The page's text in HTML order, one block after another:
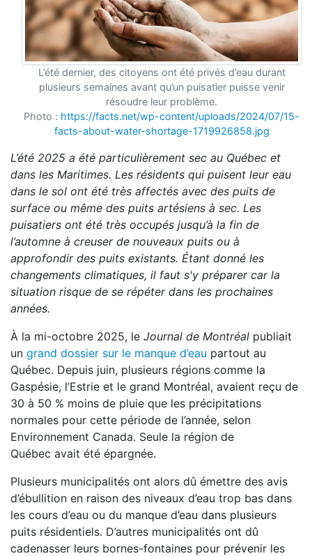
L’été dernier, des citoyens ont été privés d’eau durant
plusieurs semaines avant qu’un puisatier puisse venir
résoudre leur problème.
Photo : https://facts.net/wp-content/uploads/2024/07/15-
facts-about-water-shortage-1719926858.jpg
L’été 2025 a été particulièrement sec au Québec et
dans les Maritimes. Les résidents qui puisent leur eau
dans le sol ont été très affectés avec des puits de
surface ou même des puits artésiens à sec. Les
puisatiers ont été très occupés jusqu’à la fin de
l’automne à creuser de nouveaux puits ou à
approfondir des puits existants. Étant donné les
changements climatiques, il faut s'y préparer car la
situation risque de se répéter dans les prochaines
années.
À la mi-octobre 2025, le Journal de Montréal publiait
un grand dossier sur le manque d’eau partout au
Québec. Depuis juin, plusieurs régions comme la
Gaspésie, l’Estrie et le grand Montréal, avaient reçu de
30 à 50 % moins de pluie que les précipitations
normales pour cette période de l’année, selon
Environnement Canada. Seule la région de
Québec avait été épargnée.
Plusieurs municipalités ont alors dû émettre des avis
d’ébullition en raison des niveaux d’eau trop bas dans
les cours d’eau ou du manque d’eau dans plusieurs
puits résidentiels. D’autres municipalités ont dû
cadenasser leurs bornes-fontaines pour prévenir les